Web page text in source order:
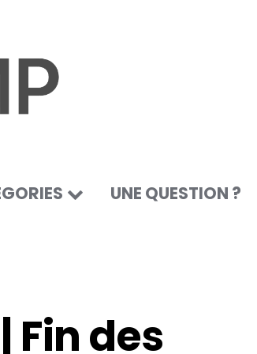
UNE QUESTION ?
Fin des